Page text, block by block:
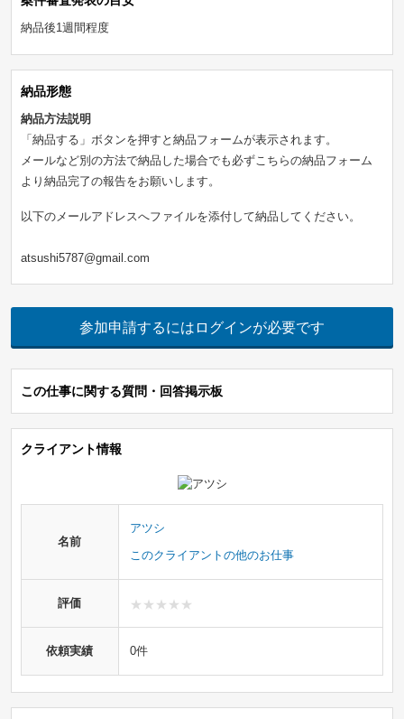
納品後1週間程度
納品形態
納品方法説明
「納品する」ボタンを押すと納品フォームが表示されます。
メールなど別の方法で納品した場合でも必ずこちらの納品フォーム
より納品完了の報告をお願いします。
以下のメールアドレスへファイルを添付して納品してください。
atsushi5787@gmail.com
参加申請するにはログインが必要です
この仕事に関する質問・回答掲示板
クライアント情報
名前
アツシ
このクライアントの他のお仕事
評価
依頼実績 0件